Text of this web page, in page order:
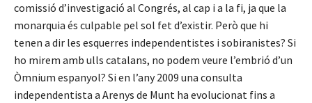
comissió d’investigació al Congrés, al cap i a la fi, ja que la
monarquia és culpable pel sol fet d’existir. Però que hi
tenen a dir les esquerres independentistes i sobiranistes? Si
ho mirem amb ulls catalans, no podem veure l’embrió d’un
Òmnium espanyol? Si en l’any 2009 una consulta
independentista a Arenys de Munt ha evolucionat fins a